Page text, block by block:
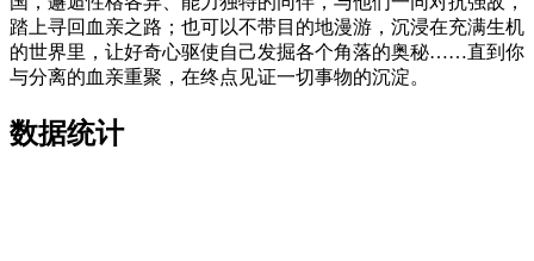
踏上寻回血亲之路；也可以不带目的地漫游，沉浸在充满生机
的世界里，让好奇心驱使自己发掘各个角落的奥秘……直到你
与分离的血亲重聚，在终点见证一切事物的沉淀。
数据统计